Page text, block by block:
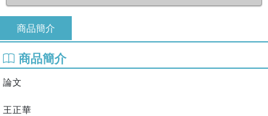
商品簡介
商品簡介
論文
王正華